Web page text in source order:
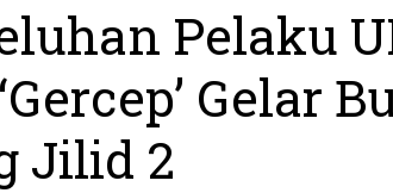
Pemkab
‘Gercep’
Gelar
Bussiness
Jilid
2
Pelaku
Gelar
Jilid 2